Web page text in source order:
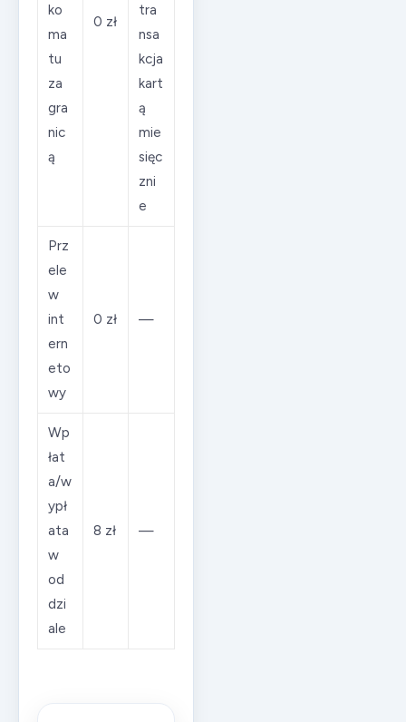
ko
ma
tu
za
gra
nic
ą
0 zł
tra
nsa
kcja
kart
ą
mie
sięc
zni
e
Prz
ele
w
int
ern
eto
wy
0 zł —
Wp
łat
a/w
ypł
ata
w
od
dzi
ale
8 zł —